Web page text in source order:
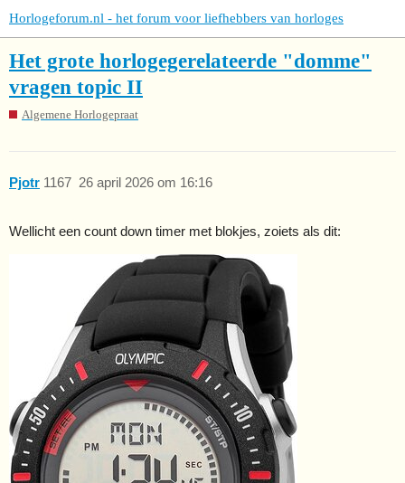
Horlogeforum.nl - het forum voor liefhebbers van horloges
Het grote horlogegerelateerde "domme"
vragen topic II
Algemene Horlogepraat
Pjotr 26 april 2026 om 16:16
1167
Wellicht een count down timer met blokjes, zoiets als dit: